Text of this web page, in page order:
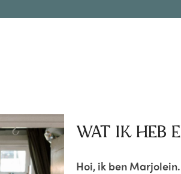
WAT IK HEB
Hoi, ik ben Marjolein.